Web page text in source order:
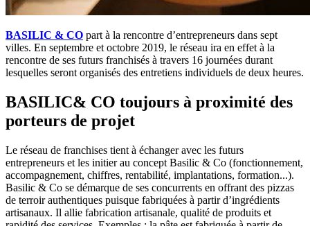
BASILIC & CO part à la rencontre d’entrepreneurs dans sept
villes. En septembre et octobre 2019, le réseau ira en effet à la
rencontre de ses futurs franchisés à travers 16 journées durant
lesquelles seront organisés des entretiens individuels de deux heures.
BASILIC& CO toujours à proximité des
porteurs de projet
Le réseau de franchises tient à échanger avec les futurs
entrepreneurs et les initier au concept Basilic & Co (fonctionnement,
accompagnement, chiffres, rentabilité, implantations, formation...).
Basilic & Co se démarque de ses concurrents en offrant des pizzas
de terroir authentiques puisque fabriquées à partir d’ingrédients
artisanaux. Il allie fabrication artisanale, qualité de produits et